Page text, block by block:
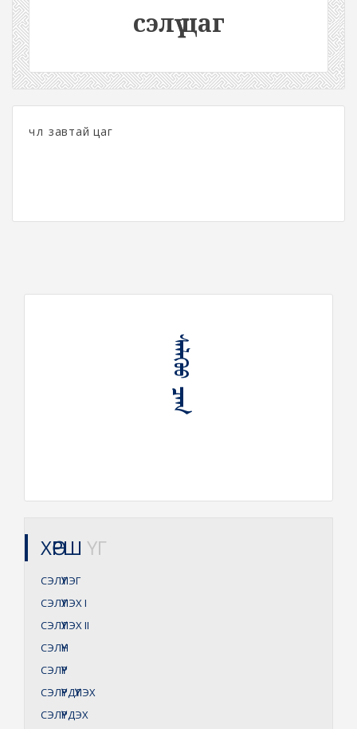
сэлүү цаг
чөлөө завтай цаг
ᠰᠡᠯᠡᠭᠦᠦ ᠴᠠᠭ
ХӨРШ ҮГ
СЭЛҮҮЛЭГ
СЭЛҮҮЛЭХI
СЭЛҮҮЛЭХII
СЭЛҮҮН
СЭЛҮҮР
СЭЛҮҮРДҮҮЛЭХ
СЭЛҮҮРДЭХ